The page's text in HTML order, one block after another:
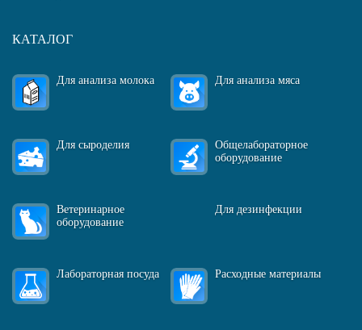
КАТАЛОГ
Для анализа молока Для анализа мяса
Для сыроделия
Общелабораторное
оборудование
Ветеринарное
оборудование
Для дезинфекции
Лабораторная посуда Расходные материалы